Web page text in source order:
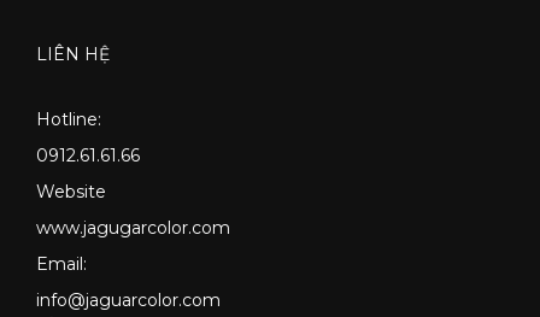
LIÊN HỆ
Hotline:
0912.61.61.66
Website
www.jagugarcolor.com
Email:
info@jaguarcolor.com